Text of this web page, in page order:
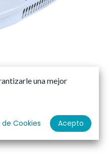
CICLO
una mejor
Cookies Acepto